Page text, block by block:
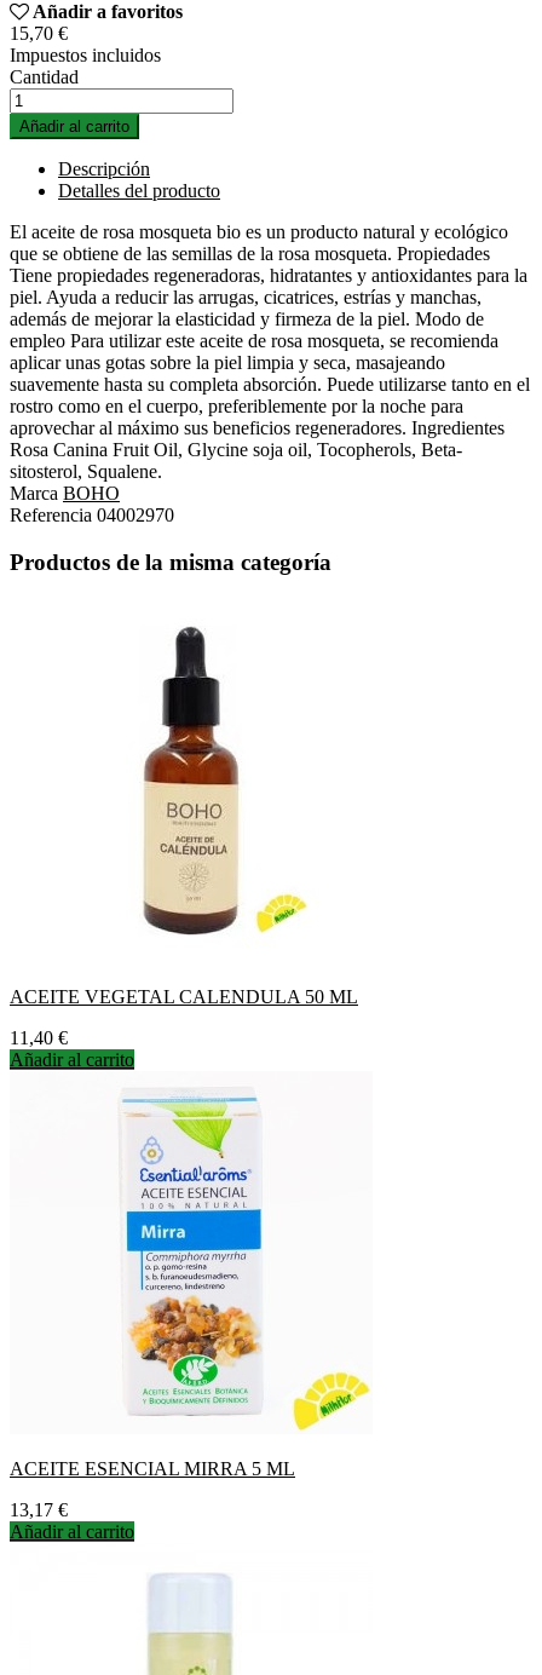
Añadir a favoritos
15,70 €
Impuestos incluidos
Cantidad
Añadir al carrito
Descripción
Detalles del producto
El aceite de rosa mosqueta bio es un producto natural y ecológico
que se obtiene de las semillas de la rosa mosqueta. Propiedades
Tiene propiedades regeneradoras, hidratantes y antioxidantes para la
piel. Ayuda a reducir las arrugas, cicatrices, estrías y manchas,
además de mejorar la elasticidad y firmeza de la piel. Modo de
empleo Para utilizar este aceite de rosa mosqueta, se recomienda
aplicar unas gotas sobre la piel limpia y seca, masajeando
suavemente hasta su completa absorción. Puede utilizarse tanto en el
rostro como en el cuerpo, preferiblemente por la noche para
aprovechar al máximo sus beneficios regeneradores. Ingredientes
Rosa Canina Fruit Oil, Glycine soja oil, Tocopherols, Beta-
sitosterol, Squalene.
Marca BOHO
Referencia 04002970
Productos de la misma categoría
ACEITE VEGETAL CALENDULA 50 ML
Precio
11,40 €
Añadir al carrito
ACEITE ESENCIAL MIRRA 5 ML
Precio
13,17 €
Añadir al carrito